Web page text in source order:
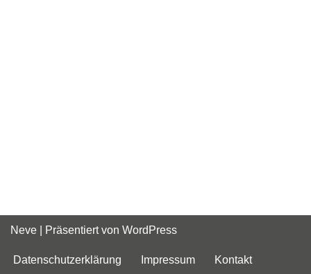
Neve | Präsentiert von WordPress
Datenschutzerklärung Impressum Kontakt